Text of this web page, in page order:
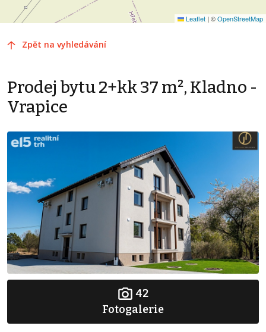
Leaflet | ©OpenStreetMap
Zpět na vyhledávání
Prodej bytu 2+kk 37 m², Kladno -
Vrapice
42
Fotogalerie